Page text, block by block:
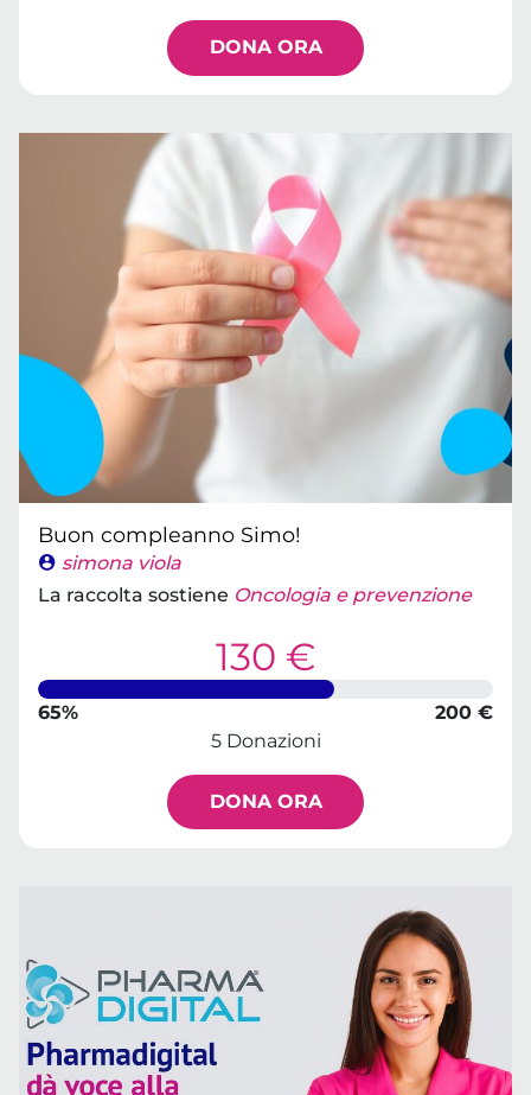
DONA ORA
Buon compleanno Simo!
simona viola
La raccolta sostiene Oncologia e prevenzione
130 €
65%
200 €
5 Donazioni
DONA ORA